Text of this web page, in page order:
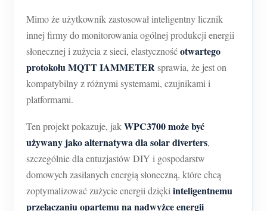
Mimo że użytkownik zastosował inteligentny licznik
innej firmy do monitorowania ogólnej produkcji energii
słonecznej i zużycia z sieci, elastycznośćotwartego
protokołu MQTT IAMMETERsprawia, że jest on
kompatybilny z różnymi systemami, czujnikami i
platformami.
Ten projekt pokazuje, jakWPC3700 może być
używany jako alternatywa dla solar diverters,
szczególnie dla entuzjastów DIY i gospodarstw
domowych zasilanych energią słoneczną, które chcą
zoptymalizować zużycie energii dziękiinteligentnemu
przełączaniu opartemu na nadwyżce energii